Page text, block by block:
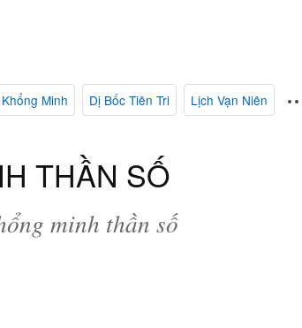
Minh Dị Bốc Tiên Tri
Lịch Vạn Niên
THẦN SỐ
minh thần số